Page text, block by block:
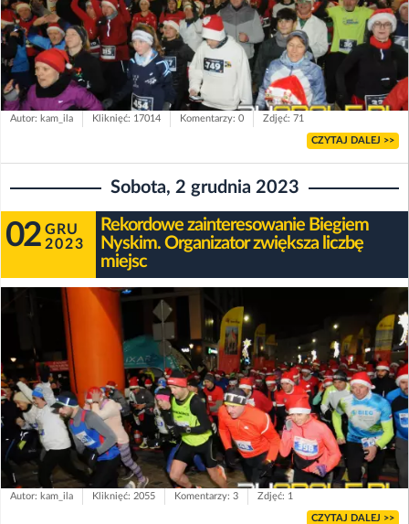
Autor: kam_ila Kliknięć: 17014 Komentarzy: 0 Zdjęć: 71
CZYTAJ DALEJ >>
Sobota, 2 grudnia 2023
02 GRU
2023
Rekordowe zainteresowanie Biegiem
Nyskim. Organizator zwiększa liczbę
miejsc
Autor: kam_ila Kliknięć: 2055 Komentarzy: 3 Zdjęć: 1
CZYTAJ DALEJ >>